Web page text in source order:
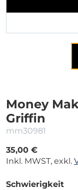
Money
Griffin
mm30981
35,00 €
Inkl. MWST, exkl.
Schwierigkeit